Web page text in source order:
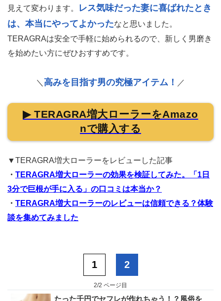
見えて変わります。
レス気味だった妻に喜ばれたとき
は、本当にやってよかったなと思いました。
TERAGRAは安全で手軽に始められるので、新しく男磨き
を始めたい方にぜひおすすめです。
＼ 高みを目指す男の究極アイテム！ ／
▶ TERAGRA増大ローラーをAmazo
nで購入する
▼TERAGRA増大ローラーをレビューした記事
・ TERAGRA増大ローラーの効果を検証してみた。「1日
3分で巨根が手に入る」の口コミは本当か？
・ TERAGRA増大ローラーのレビューは信頼できる？体験
談を集めてみました
1 2
2/2 ページ目
たった千円でセフレが作れちゃう！？風俗を